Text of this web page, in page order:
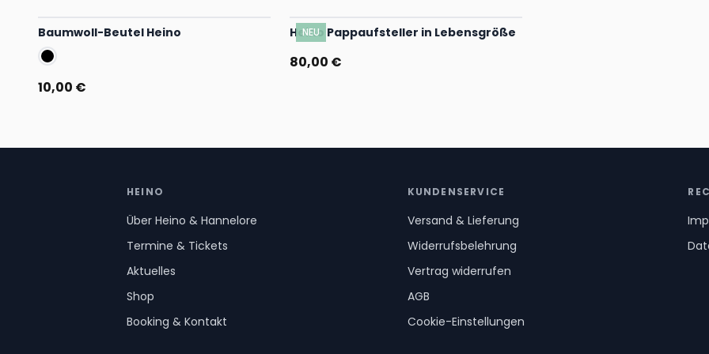
Baumwoll-Beutel Heino
10,00 €
NEU
Heino Pappaufsteller in Lebensgröße
80,00 €
HEINO
Über Heino & Hannelore
Termine & Tickets
Aktuelles
Shop
Booking & Kontakt
KUNDENSERVICE
Versand & Lieferung
Widerrufsbelehrung
Vertrag widerrufen
AGB
Cookie-Einstellungen